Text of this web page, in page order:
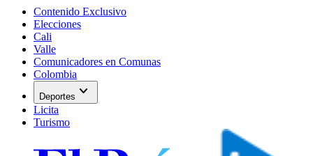
Contenido Exclusivo
Elecciones
Cali
Valle
Comunicadores en Comunas
Colombia
Deportes expand_more
Licita
Turismo